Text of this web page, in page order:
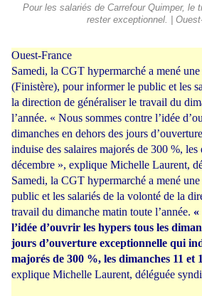
Pour les salariés de Carrefour Quimper, le
rester exceptionnel. |
Ouest-France
Samedi, la CGT hypermarché a mené
(Finistère), pour informer le public et les
la direction de généraliser le travail du
l’année. « Nous sommes contre l’idée
dimanches en dehors des jours
induise des salaires majorés de 300 %, les
décembre », explique Michelle Laurent,
Samedi, la CGT hypermarché a mené
public et les salariés de la volonté de la
travail du dimanche matin toute l’année. «
l’idée d’ouvrir les hypers tous les
jours d’ouverture exceptionnelle qui
majorés de 300 %, les dimanches 11 et
explique Michelle Laurent, déléguée